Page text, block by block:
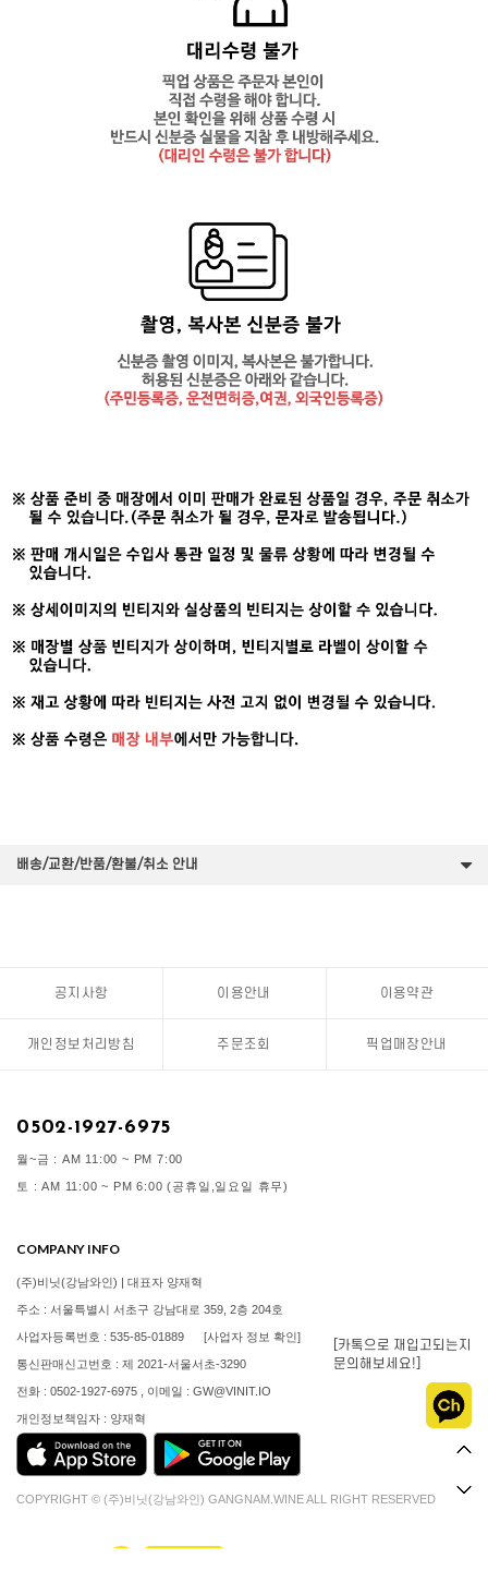
배송/교환/반품/환불/취소 안내
공지사항 이용안내 이용약관
개인정보처리방침 주문조회 픽업매장안내
0502-1927-6975
월~금 : AM 11:00 ~ PM 7:00
토 : AM 11:00 ~ PM 6:00 (공휴일,일요일 휴무)
COMPANY INFO
(주)비닛(강남와인) | 대표자 양재혁
주소 : 서울특별시 서초구 강남대로 359, 2층 204호
사업자등록번호 : 535-85-01889 [사업자 정보 확인]
통신판매신고번호 : 제 2021-서울서초-3290
전화 : 0502-1927-6975 , 이메일 : GW@VINIT.IO
개인정보책임자 : 양재혁
COPYRIGHT © (주)비닛(강남와인) GANGNAM.WINE ALL RIGHT RESERVED
[카톡으로 재입고되는지
문의해보세요!]